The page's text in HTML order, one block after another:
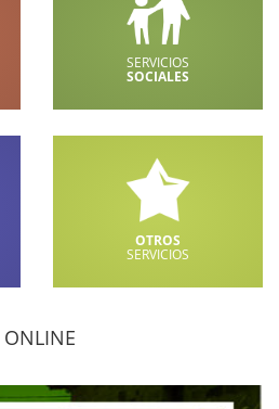
SERVICIOS
SOCIALES
OTROS
SERVICIOS
ONLINE